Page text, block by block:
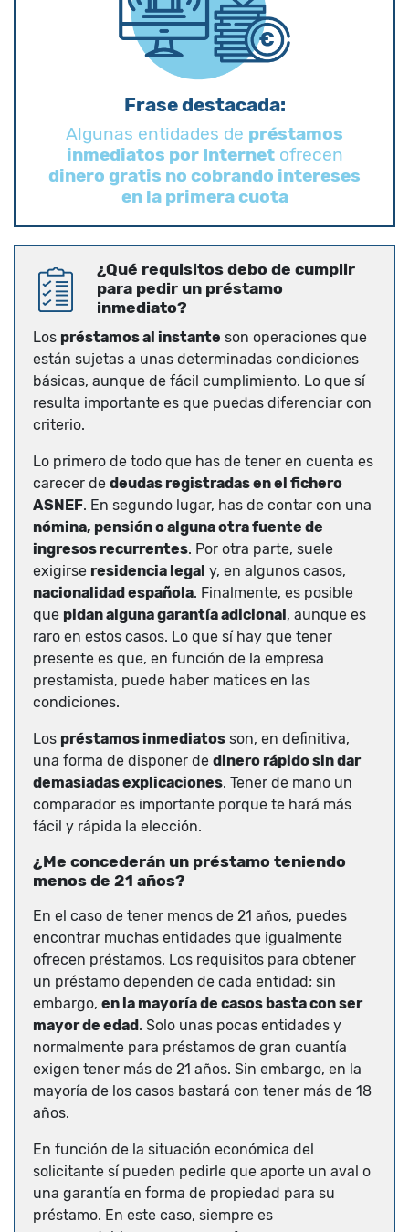
Frase destacada:
Algunas entidades de préstamos
inmediatos por Internetofrecen
dinero gratis no cobrando intereses
en la primera cuota
¿Qué requisitos debo de cumplir
para pedir un préstamo
inmediato?
Los préstamos al instante son operaciones que
están sujetas a unas determinadas condiciones
básicas, aunque de fácil cumplimiento. Lo que sí
resulta importante es que puedas diferenciar con
criterio.
Lo primero de todo que has de tener en cuenta es
carecer de deudas registradas en el fichero
ASNEF. En segundo lugar, has de contar con una
nómina, pensión o alguna otra fuente de
ingresos recurrentes. Por otra parte, suele
exigirse residencia legal y, en algunos casos,
nacionalidad española. Finalmente, es posible
que pidan alguna garantía adicional , aunque es
raro en estos casos. Lo que sí hay que tener
presente es que, en función de la empresa
prestamista, puede haber matices en las
condiciones.
Los préstamos inmediatos son, en definitiva,
una forma de disponer de dinero rápido sin dar
demasiadas explicaciones. Tener de mano un
comparador es importante porque te hará más
fácil y rápida la elección.
¿Me concederán un préstamo teniendo
menos de 21 años?
En el caso de tener menos de 21 años, puedes
encontrar muchas entidades que igualmente
ofrecen préstamos. Los requisitos para obtener
un préstamo dependen de cada entidad; sin
embargo, en la mayoría de casos basta con ser
mayor de edad . Solo unas pocas entidades y
normalmente para préstamos de gran cuantía
exigen tener más de 21 años. Sin embargo, en la
mayoría de los casos bastará con tener más de 18
años.
En función de la situación económica del
solicitante sí pueden pedirle que aporte un aval o
una garantía en forma de propiedad para su
préstamo. En este caso, siempre es